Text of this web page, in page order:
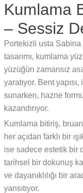
Kumlama
– Sessiz
Portekizli usta Sabina
tasarımı, kumlama
yüzüğün zamansız
yaratıyor. Bent
sunarken, hazne
kazandırıyor.
Kumlama bitiriş,
her açıdan farklı bir
ise sadece estetik bir
tarihsel bir dokunuş
ve dayanıklılığı bir
yansıtıyor.